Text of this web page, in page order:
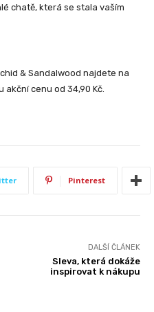
chatě, která se stala vaším
& Sandalwood najdete na
cenu od 34,90 Kč.
Pinterest
DALŠÍ ČLÁNEK
Sleva, která dokáže
inspirovat k nákupu